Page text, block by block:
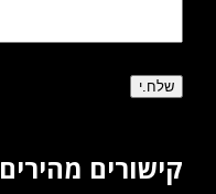
קישורים מהירים